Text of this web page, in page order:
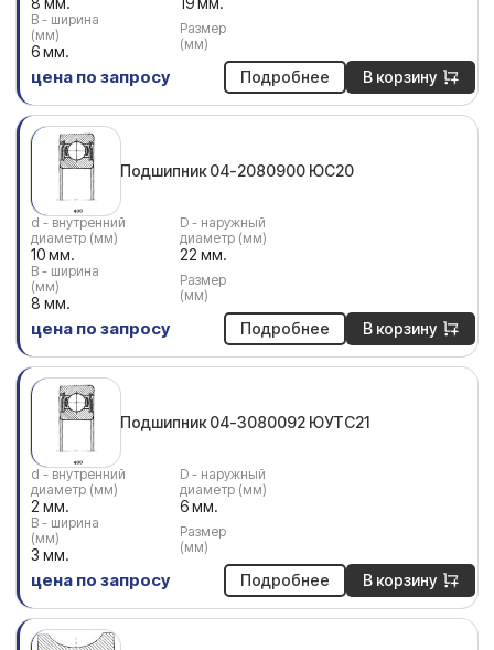
В - ширина
(мм)
6 мм.
Размер
(мм)
цена по запросу Подробнее В корзину
Подшипник 04-2080900 ЮС20
d - внутренний
диаметр (мм)
10 мм.
D - наружный
диаметр (мм)
22 мм.
В - ширина
(мм)
8 мм.
Размер
(мм)
цена по запросу Подробнее В корзину
Подшипник 04-3080092 ЮУТС21
d - внутренний
диаметр (мм)
2 мм.
D - наружный
диаметр (мм)
6 мм.
В - ширина
(мм)
3 мм.
Размер
(мм)
цена по запросу Подробнее В корзину